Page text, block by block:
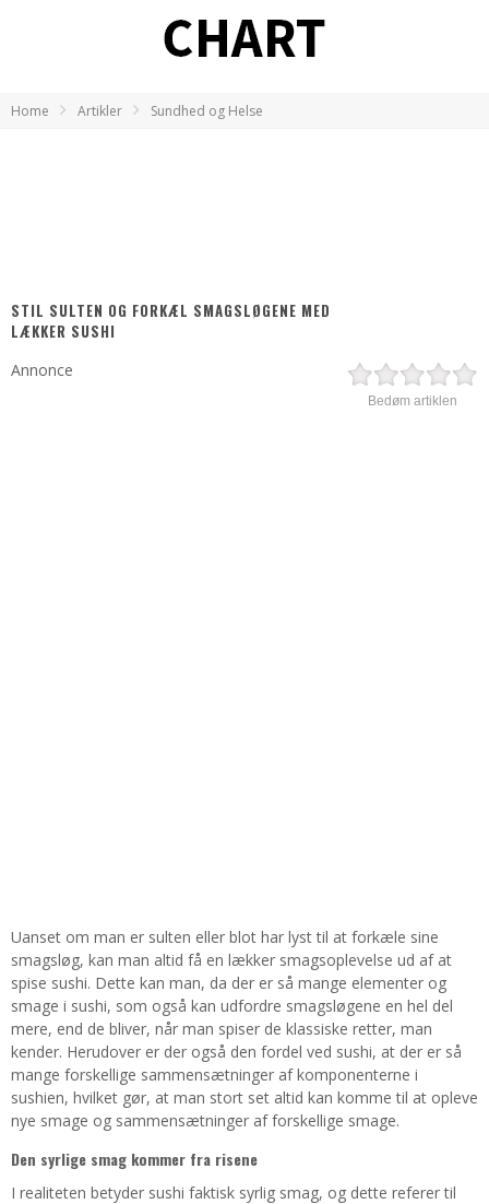
Home Artikler Sundhed og Helse
STIL SULTEN OG FORKÆL SMAGSLØGENE MED
LÆKKER SUSHI
Bedøm artiklen
Annonce
Uanset om man er sulten eller blot har lyst til at forkæle sine
smagsløg, kan man altid få en lækker smagsoplevelse ud af at
spise sushi. Dette kan man, da der er så mange elementer og
smage i sushi, som også kan udfordre smagsløgene en hel del
mere, end de bliver, når man spiser de klassiske retter, man
kender. Herudover er der også den fordel ved sushi, at der er så
mange forskellige sammensætninger af komponenterne i
sushien, hvilket gør, at man stort set altid kan komme til at opleve
nye smage og sammensætninger af forskellige smage.
Den syrlige smag kommer fra risene
I realiteten betyder sushi faktisk syrlig smag, og dette referer til